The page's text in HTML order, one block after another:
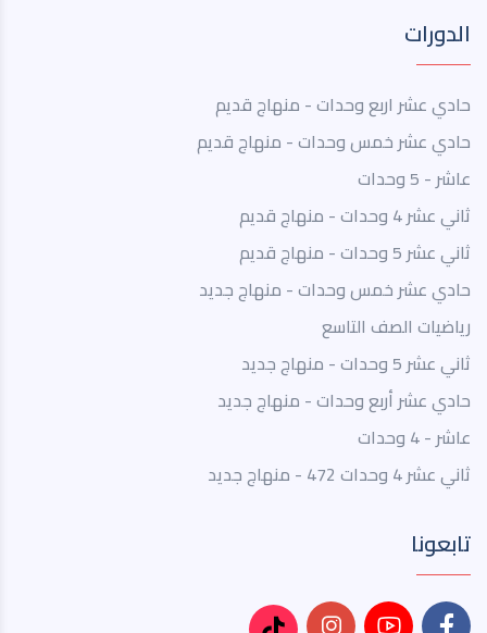
الدورات
حادي عشر اربع وحدات - منهاج قديم
حادي عشر خمس وحدات - منهاج قديم
عاشر - 5 وحدات
ثاني عشر 4 وحدات - منهاج قديم
ثاني عشر 5 وحدات - منهاج قديم
حادي عشر خمس وحدات - منهاج جديد
رياضيات الصف التاسع
ثاني عشر 5 وحدات - منهاج جديد
حادي عشر أربع وحدات - منهاج جديد
عاشر - 4 وحدات
ثاني عشر 4 وحدات 472 - منهاج جديد
تابعونا